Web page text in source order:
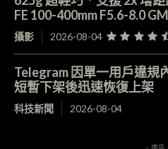
FE 100-400mm F5.6-8.0
攝影 2026-08-04
Telegram 因單一用戶違規
短暫下架後迅速恢復上架
科技新聞 2026-08-04